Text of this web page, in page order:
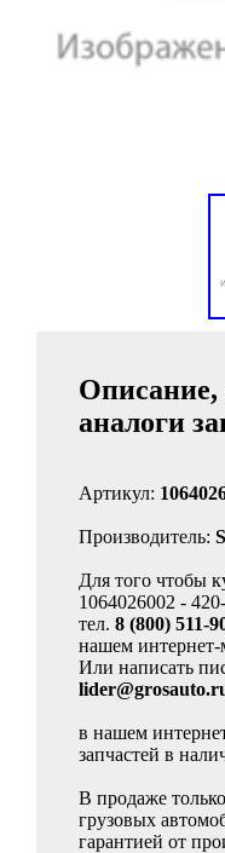
Описание,
аналоги
Артикул:
Производитель:
Для того чтобы
1064026002 -
тел. 8 (800) 511-
нашем интернет-
Или написать
в нашем
запчастей в
В продаже
грузовых
гарантией от